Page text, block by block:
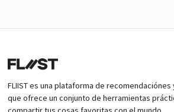
FLIIST es una plataforma de
que ofrece un conjunto de herramientas